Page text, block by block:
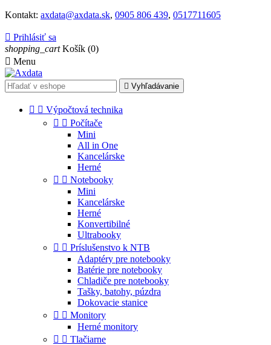
Kontakt: axdata@axdata.sk, 0905 806 439, 0517711605
 Prihlásiť sa
shopping_cart Košík (0)
 Menu
 Vyhľadávanie
  Výpočtová technika
  Počítače
Mini
All in One
Kancelárske
Herné
  Notebooky
Mini
Kancelárske
Herné
Konvertibilné
Ultrabooky
  Príslušenstvo k NTB
Adaptéry pre notebooky
Batérie pre notebooky
Chladiče pre notebooky
Tašky, batohy, púzdra
Dokovacie stanice
  Monitory
Herné monitory
  Tlačiarne